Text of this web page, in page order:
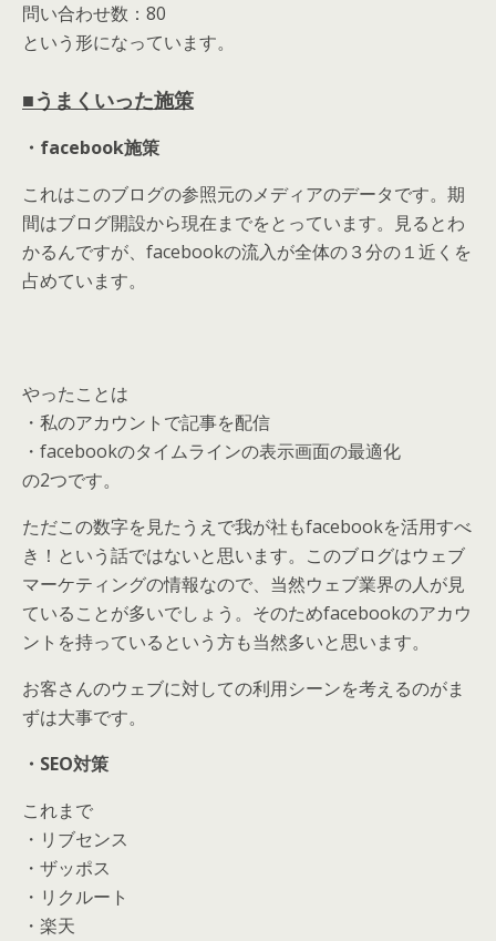
問い合わせ数：80
という形になっています。
■うまくいった施策
・facebook施策
これはこのブログの参照元のメディアのデータです。期
間はブログ開設から現在までをとっています。見るとわ
かるんですが、facebookの流入が全体の３分の１近くを
占めています。
やったことは
・私のアカウントで記事を配信
・facebookのタイムラインの表示画面の最適化
の2つです。
ただこの数字を見たうえで我が社もfacebookを活用すべ
き！という話ではないと思います。このブログはウェブ
マーケティングの情報なので、当然ウェブ業界の人が見
ていることが多いでしょう。そのためfacebookのアカウ
ントを持っているという方も当然多いと思います。
お客さんのウェブに対しての利用シーンを考えるのがま
ずは大事です。
・SEO対策
これまで
・リブセンス
・ザッポス
・リクルート
・楽天